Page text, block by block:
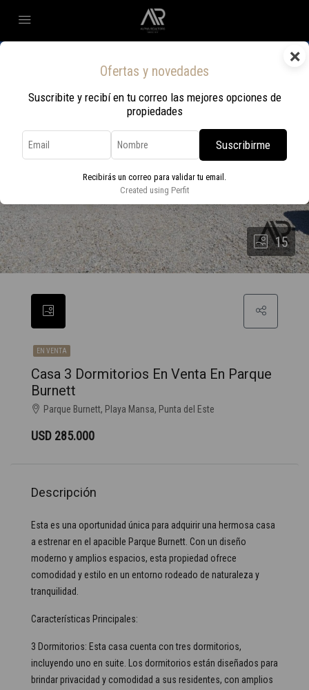
×
Ofertas y novedades
Suscribite y recibí en tu correo las mejores opciones de
propiedades
Suscribirme
Recibirás un correo para validar tu email.
Created using Perfit
15
EN VENTA
Casa 3 Dormitorios En Venta En Parque
Burnett
Parque Burnett, Playa Mansa, Punta del Este
USD 285.000
Descripción
Esta es una oportunidad única para adquirir una hermosa casa
a estrenar en el apacible Parque Burnett. Con un diseño
moderno y amplios espacios, esta propiedad ofrece
comodidad y estilo en un entorno rodeado de naturaleza y
tranquilidad.
Características Principales:
3 Dormitorios: Esta casa cuenta con tres dormitorios,
incluyendo uno en suite. Los dormitorios están diseñados para
brindar privacidad y comodidad a sus residentes, con amplios